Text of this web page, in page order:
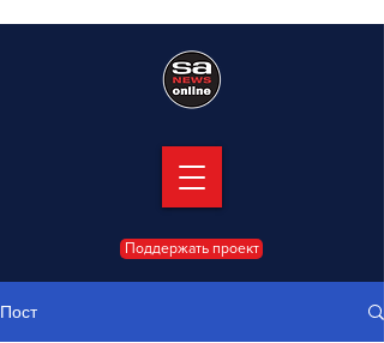
Поддержать проект
Пост